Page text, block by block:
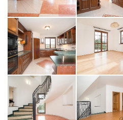
opiš kód z obrázku